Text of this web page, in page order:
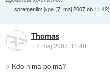
spremenilo:jype(7. maj 2007 ob 11:42)
Thomas
::7. maj 2007, 11:40
> Kdo nima pojma?